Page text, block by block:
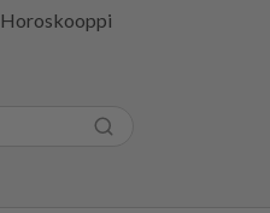
Horoskooppi